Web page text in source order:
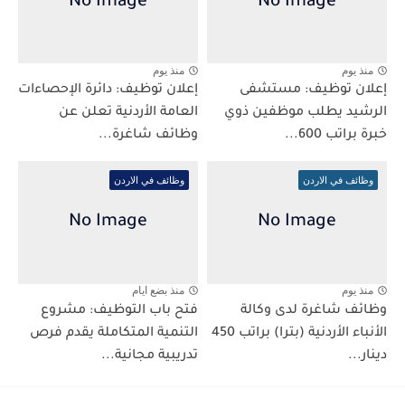
منذ يوم
إعلان توظيف: مستشفى
الرشيد يطلب موظفين ذوي
خبرة براتب 600...
منذ يوم
إعلان توظيف: دائرة الإحصاءات
العامة الأردنية تعلن عن
وظائف شاغرة...
وظائف في الاردن
منذ يوم
وظائف شاغرة لدى وكالة
الأنباء الأردنية (بترا) براتب 450
دينار...
وظائف في الاردن
منذ بضع ايام
فتح باب التوظيف: مشروع
التنمية المتكاملة يقدم فرص
تدريبية مجانية...